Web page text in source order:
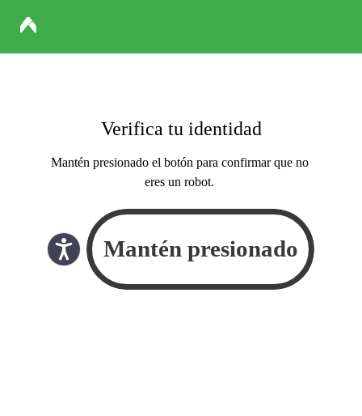
Verifica tu identidad
Mantén presionado el botón para confirmar que no
eres un robot.